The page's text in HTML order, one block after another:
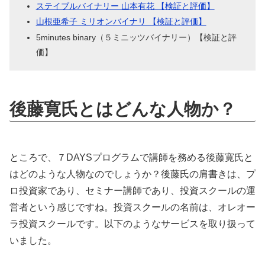
ステイブルバイナリー 山本有花 【検証と評価】
山根亜希子 ミリオンバイナリ 【検証と評価】
5minutes binary（５ミニッツバイナリー）【検証と評
価】
後藤寛氏とはどんな人物か？
ところで、７DAYSプログラムで講師を務める後藤寛氏と
はどのような人物なのでしょうか？後藤氏の肩書きは、プ
ロ投資家であり、セミナー講師であり、投資スクールの運
営者という感じですね。投資スクールの名前は、オレオー
ラ投資スクールです。以下のようなサービスを取り扱って
いました。